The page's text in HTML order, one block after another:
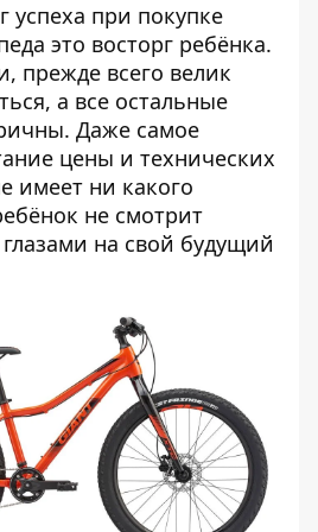
успеха при покупке
это восторг ребёнка.
прежде всего велик
а все остальные
Даже самое
цены и технических
имеет ни какого
не смотрит
на свой будущий